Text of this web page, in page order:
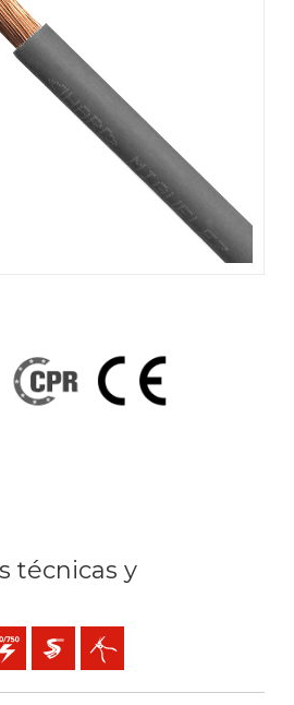
técnicas y
(clase 5) mm2
máx. servicio: 70ºC / 160ºC
/ 750 V C.A.
Extra-deslizante
Fácil pelado